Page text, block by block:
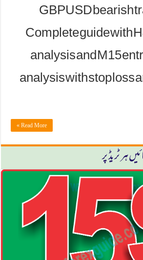
GBPUSD bearish
Complete guide with
analysis and M15
analysis with stop loss
Read More »